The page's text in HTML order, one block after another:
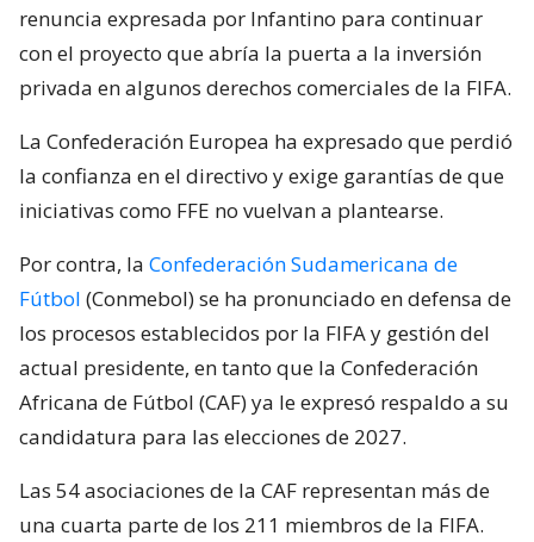
renuncia expresada por Infantino para continuar
con el proyecto que abría la puerta a la inversión
privada en algunos derechos comerciales de la FIFA.
La Confederación Europea ha expresado que perdió
la confianza en el directivo y exige garantías de que
iniciativas como FFE no vuelvan a plantearse.
Por contra, la Confederación Sudamericana de
Fútbol (Conmebol) se ha pronunciado en defensa de
los procesos establecidos por la FIFA y gestión del
actual presidente, en tanto que la Confederación
Africana de Fútbol (CAF) ya le expresó respaldo a su
candidatura para las elecciones de 2027.
Las 54 asociaciones de la CAF representan más de
una cuarta parte de los 211 miembros de la FIFA.